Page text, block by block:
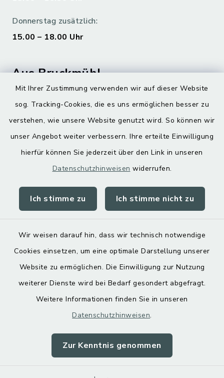
Mit Ihrer Zustimmung verwenden wir auf dieser Website
sog. Tracking-Cookies, die es uns ermöglichen besser zu
verstehen, wie unsere Website genutzt wird. So können wir
unser Angebot weiter verbessern. Ihre erteilte Einwilligung
hierfür können Sie jederzeit über den Link in unseren
Datenschutzhinweisen widerrufen.
Ich stimme zu Ich stimme nicht zu
Wir weisen darauf hin, dass wir technisch notwendige
Cookies einsetzen, um eine optimale Darstellung unserer
Website zu ermöglichen. Die Einwilligung zur Nutzung
weiterer Dienste wird bei Bedarf gesondert abgefragt.
Weitere Informationen finden Sie in unseren
Datenschutzhinweisen.
Zur Kenntnis genommen
Donnerstag zusätzlich:
15.00 – 18.00 Uhr
Aus Bruckmühl
Digitaler Ortsplan
Kontakt
Datenschutz
Impressum
Sitemap
Cookie-Einstellungen